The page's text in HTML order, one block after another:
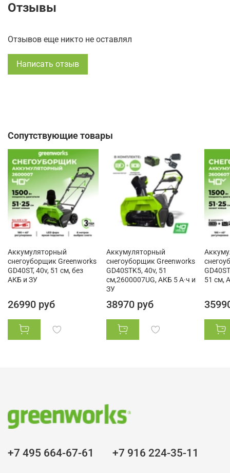
Отзывы
Отзывов еще никто не оставлял
Написать отзыв
Сопутствующие товары
Аккумуляторный
снегоуборщик Greenworks
GD40ST, 40v, 51 см, без
АКБ и ЗУ
26990 руб
Аккумуляторный
снегоуборщик Greenworks
GD40STK5, 40v, 51
см,2600007UG, АКБ 5 А·ч и
ЗУ
38970 руб
51 см,
+7 495 664-67-61 +7 916 224-35-11